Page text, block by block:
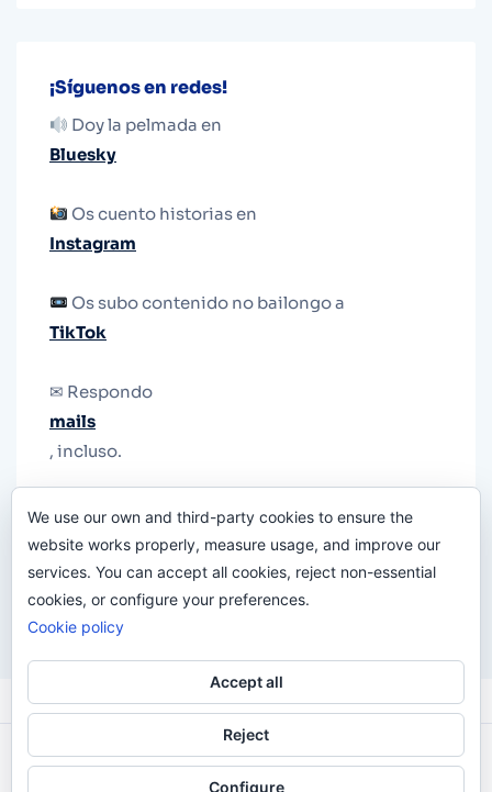
¡Síguenos en redes!
Doy la pelmada en
Bluesky
Os cuento historias en
Instagram
Os subo contenido no bailongo a
TikTok
✉ Respondo
mails
, incluso.
le quiten el teléfono.
Odi O'Malley © 2016-2025. Todos Los Derechos
We use our own and third-party cookies to ensure the
website works properly, measure usage, and improve our
services. You can accept all cookies, reject non-essential
cookies, or configure your preferences.
Cookie policy
Accept all
Reject
Configure